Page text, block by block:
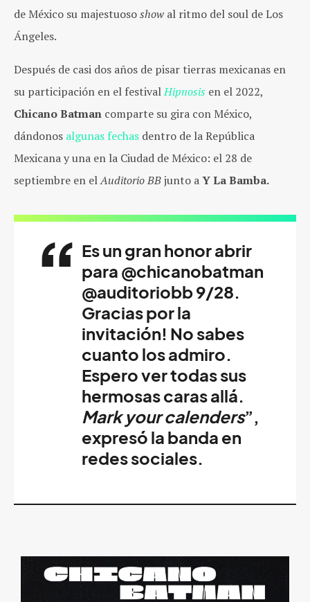
de México su majestuososhow al ritmo del soul de Los
Ángeles.
Después de casi dos años de pisar tierras mexicanas en
su participación en el festivalHipnosis en el 2022,
Chicano Batman comparte su gira con México,
dándonos algunas fechas dentro de la República
Mexicana y una en la Ciudad de México: el 28 de
septiembre en elAuditorio BBjunto aY La Bamba.
Es un gran honor abrir
para @chicanobatman
@auditoriobb 9/28.
Gracias por la
invitación! No sabes
cuanto los admiro.
Espero ver todas sus
hermosas caras allá­.
Mark your calenders”,
expresó la banda en
redes sociales.